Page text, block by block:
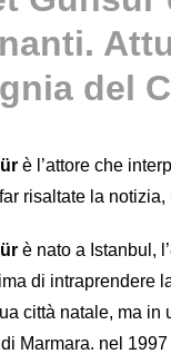
del
è l’attore che
risaltate la
è nato a Istanbul,
di intraprendere
città natale, ma
Marmara. nel